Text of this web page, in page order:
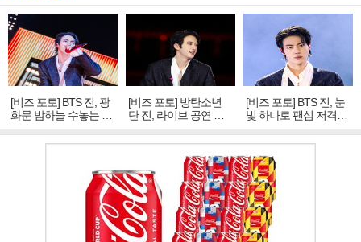
[비즈 포토] BTS 진, 광
화문 밤하늘 수놓는 '비
주얼 킹'의 열창
[비즈 포토] 방탄소년
단 진, 라이브 공연 중
빛나는 독보적 아우라
[비즈 포토] BTS 진, 눈
빛 하나로 팬심 저격…
독보적 카리스마